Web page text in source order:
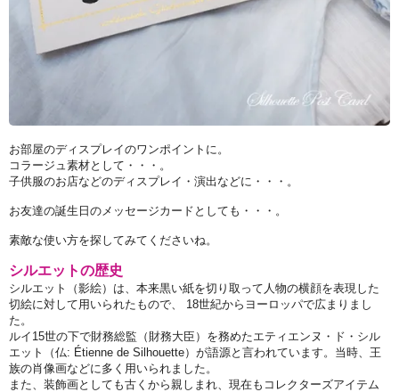
お部屋のディスプレイのワンポイントに。
コラージュ素材として・・・。
子供服のお店などのディスプレイ・演出などに・・・。
お友達の誕生日のメッセージカードとしても・・・。
素敵な使い方を探してみてくださいね。
シルエットの歴史
シルエット（影絵）は、本来黒い紙を切り取って人物の横顔を表現した
切絵に対して用いられたもので、 18世紀からヨーロッパで広まりまし
た。
ルイ15世の下で財務総監（財務大臣）を務めたエティエンヌ・ド・シル
エット（仏: Étienne de Silhouette）が語源と言われています。当時、王
族の肖像画などに多く用いられました。
また、装飾画としても古くから親しまれ、現在もコレクターズアイテム